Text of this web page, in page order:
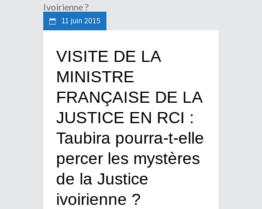
Ivoirienne ?
11 juin 2015
VISITE DE LA
MINISTRE
FRANÇAISE DE LA
JUSTICE EN RCI :
Taubira pourra-t-elle
percer les mystères
de la Justice
ivoirienne ?